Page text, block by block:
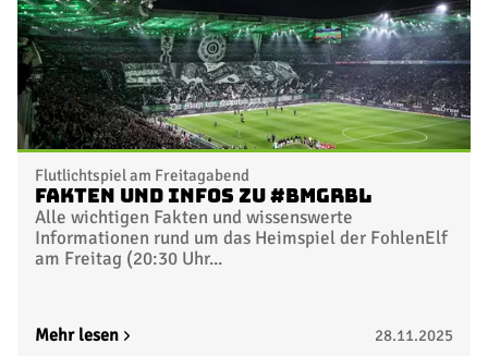
Flutlichtspiel am Freitagabend
Fakten und Infos zu #BMGRBL
Alle wichtigen Fakten und wissenswerte
Informationen rund um das Heimspiel der FohlenElf
am Freitag (20:30 Uhr...
Mehr lesen 28.11.2025